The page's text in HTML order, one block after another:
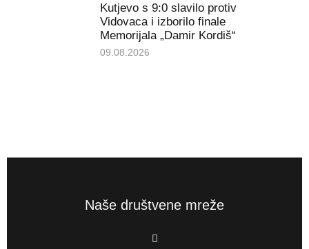
Kutjevo s 9:0 slavilo protiv
Vidovaca i izborilo finale
Memorijala „Damir Kordiš“
09.08.2026
Naše društvene mreže
F
a